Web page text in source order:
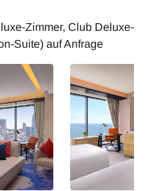
Zimmer, Club Deluxe-
Suite) auf Anfrage